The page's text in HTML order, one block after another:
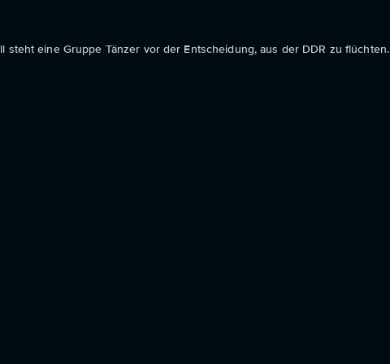
steht eine Gruppe Tänzer vor der Entscheidung, aus der DDR zu flüchten.